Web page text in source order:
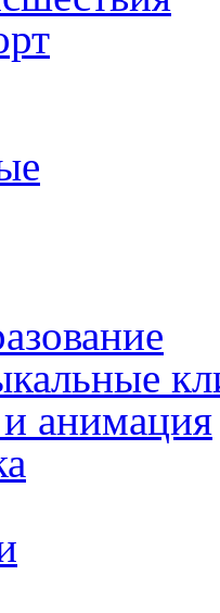
анимация